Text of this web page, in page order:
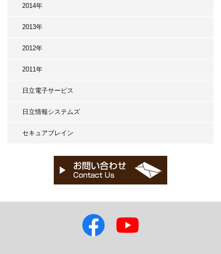
2014年
2013年
2012年
2011年
日立電子サービス
日立情報システムズ
セキュアブレイン